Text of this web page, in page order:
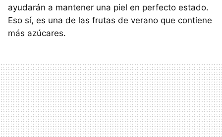
ayudarán a mantener una piel en perfecto estado.
Eso sí, es una de las frutas de verano que contiene
más azúcares.